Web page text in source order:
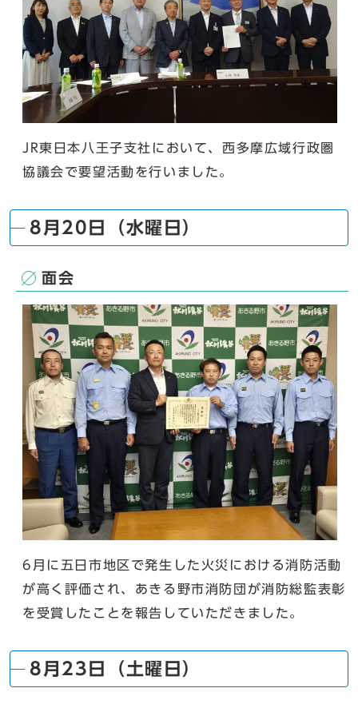
JR東日本八王子支社において、西多摩広域行政圏
協議会で要望活動を行いました。
8月20日（水曜日）
面会
6月に五日市地区で発生した火災における消防活動
が高く評価され、あきる野市消防団が消防総監表彰
を受賞したことを報告していただきました。
8月23日（土曜日）